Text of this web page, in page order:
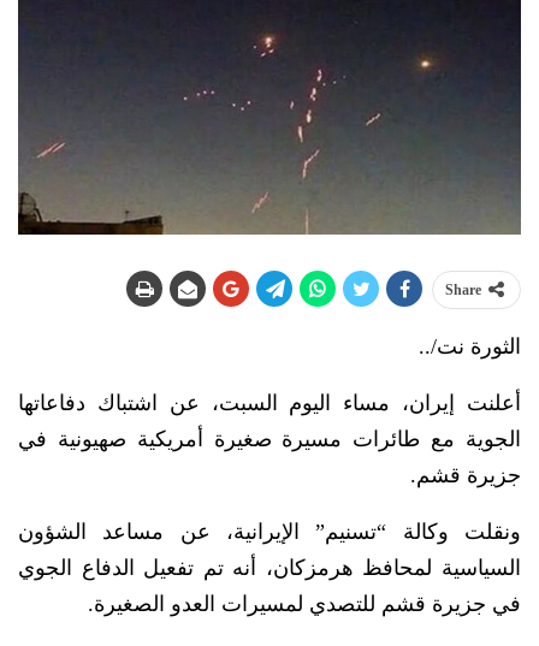
Share
الثورة نت/..
أعلنت إيران، مساء اليوم السبت، عن اشتباك دفاعاتها
الجوية مع طائرات مسيرة صغيرة أمريكية صهيونية في
جزيرة قشم.
ونقلت وكالة “تسنيم” الإيرانية، عن مساعد الشؤون
السياسية لمحافظ هرمزكان، أنه تم تفعيل الدفاع الجوي
في جزيرة قشم للتصدي لمسيرات العدو الصغيرة.